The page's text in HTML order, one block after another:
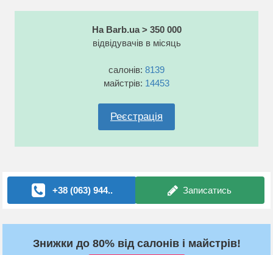
На Barb.ua > 350 000
відвідувачів в місяць
салонів: 8139
майстрів: 14453
Реєстрація
+38 (063) 944.. Записатись
Знижки до 80% від салонів і майстрів!